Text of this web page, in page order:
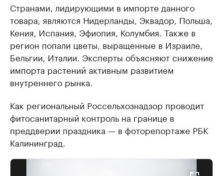
Странами, лидирующими в импорте данного
товара, являются Нидерланды, Эквадор, Польша,
Кения, Испания, Эфиопия, Колумбия. Также в
регион попали цветы, выращенные в Израиле,
Бельгии, Италии. Эксперты объясняют снижение
импорта растений активным развитием
внутреннего рынка.
Как региональный Россельхознадзор проводит
фитосанитарный контроль на границе в
преддверии праздника — в фоторепортаже РБК
Калининград.